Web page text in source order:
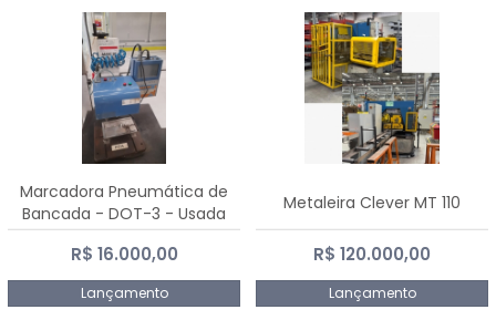
Marcadora Pneumática de
Bancada - DOT-3 - Usada
R$ 16.000,00
Lançamento
Metaleira Clever MT 110
R$ 120.000,00
Lançamento